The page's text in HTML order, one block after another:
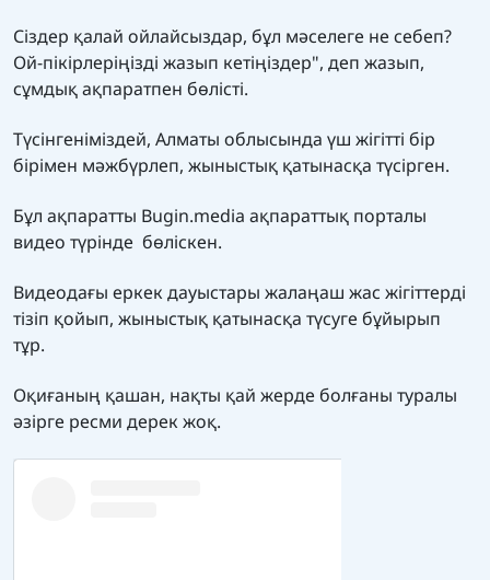
Сіздер қалай ойлайсыздар, бұл мәселеге не себеп?
Ой-пікірлеріңізді жазып кетіңіздер", деп жазып,
сұмдық ақпаратпен бөлісті.
Түсінгеніміздей, Алматы облысында үш жігітті бір
бірімен мәжбүрлеп, жыныстық қатынасқа түсірген.
Бұл ақпаратты Bugin.media ақпараттық порталы
видео түрінде бөліскен.
Видеодағы еркек дауыстары жалаңаш жас жігіттерді
тізіп қойып, жыныстық қатынасқа түсуге бұйырып
тұр.
Оқиғаның қашан, нақты қай жерде болғаны туралы
әзірге ресми дерек жоқ.